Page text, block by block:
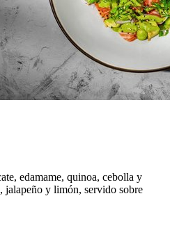
edamame, quinoa, cebolla y
jalapeño y limón, servido sobre